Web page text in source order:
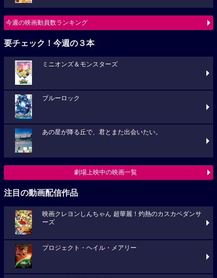
今週の映画動員数ランキング
要チェック！今週の３本
ミニオンズ＆モンスターズ
ブルーロック
あの星が降る丘で、君とまた出会いたい。
劇場上映中の映画一覧
注目の動画配信作品
映画クレヨンしんちゃん 超華麗！灼熱のカスカベダンサ
ーズ
プロジェクト・ヘイル・メアリー